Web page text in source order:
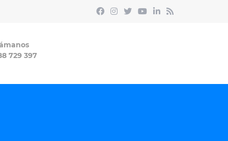
729 397